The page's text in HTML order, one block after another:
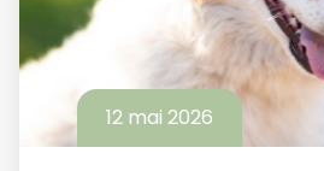
12 mai 2026